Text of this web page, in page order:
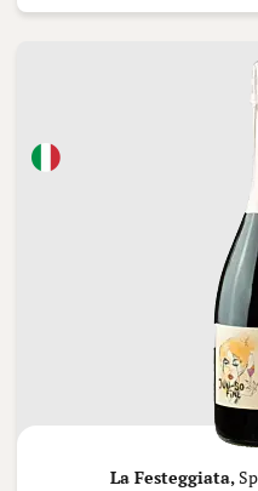
La Festeggiata,